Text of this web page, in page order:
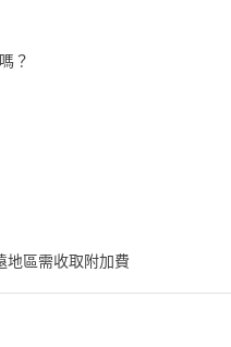
？
地區需收取附加費